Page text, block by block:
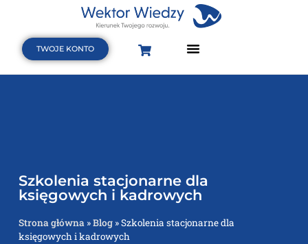
TWOJE KONTO
Szkolenia stacjonarne dla
księgowych i kadrowych
Strona główna »Blog »Szkolenia stacjonarne dla
księgowych i kadrowych